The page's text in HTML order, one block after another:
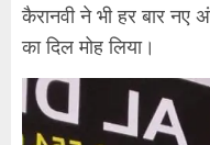
कैरानवी ने भी हर बार
का दिल मोह लिया।